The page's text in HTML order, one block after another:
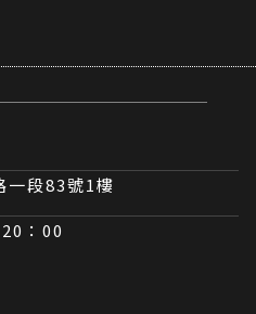
一段83號1樓
：00